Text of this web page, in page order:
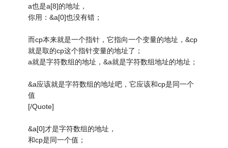
a也是a[8]的地址，
你用：&a[0]也没有错；
而cp本来就是一个指针，它指向一个变量的地址，&cp
就是取的cp这个指针变量的地址了；
a就是字符数组的地址，&a就是字符数组地址的地址；
&a应该就是字符数组的地址吧，它应该和cp是同一个
值
[/Quote]
&a[0]才是字符数组的地址，
和cp是同一个值；